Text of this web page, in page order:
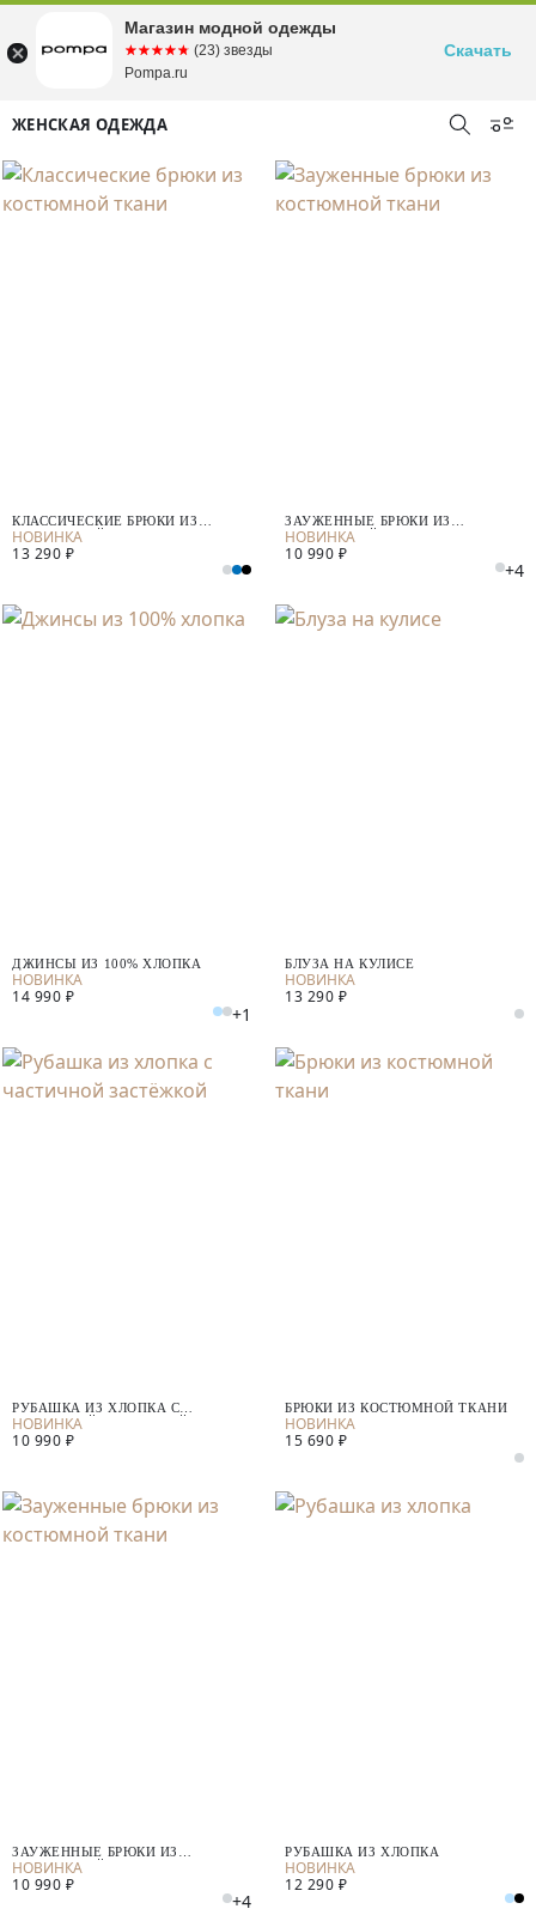
ЖЕНСКАЯ ОДЕЖДА
КЛАССИЧЕСКИЕ БРЮКИ ИЗ
КОСТЮМНОЙ ТКАНИ
13 290 ₽
ЗАУЖЕННЫЕ БРЮКИ ИЗ
КОСТЮМНОЙ ТКАНИ
10 990 ₽
+4
ДЖИНСЫ ИЗ 100% ХЛОПКА
14 990 ₽
+1
БЛУЗА НА КУЛИСЕ
13 290 ₽
РУБАШКА ИЗ ХЛОПКА С
ЧАСТИЧНОЙ ЗАСТЁЖКОЙ
10 990 ₽
БРЮКИ ИЗ КОСТЮМНОЙ ТКАНИ
15 690 ₽
ЗАУЖЕННЫЕ БРЮКИ ИЗ
КОСТЮМНОЙ ТКАНИ
10 990 ₽
+4
РУБАШКА ИЗ ХЛОПКА
12 290 ₽
Магазин модной одежды
☆☆☆☆☆
★★★★★ (23) звезды
Pompa.ru
Скачать